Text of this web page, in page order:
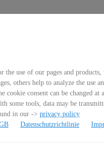
EC
the use of our pages and
others help to analyze the use
cookie consent can be changed
some tools, data may be
in our -> privacy policy
Datenschutzrichtlinie